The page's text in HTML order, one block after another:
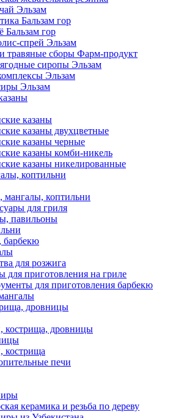
Эльзам
Бальзам гор
Бальзам гор
спрей Эльзам
травяные сборы Фарм-продукт
сиропы Эльзам
Эльзам
Эльзам
казаны
казаны двухцветные
казаны черные
казаны комби-никель
казаны никелированные
коптильни
мангалы, коптильни
для гриля
павильоны
барбекю
для розжига
для приготовления на гриле
для приготовления барбекю
дровницы
кострища, дровницы
кострища
печи
керамика и резьба по дереву